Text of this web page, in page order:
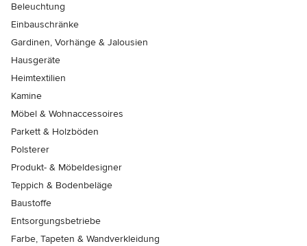
Beleuchtung
Einbauschränke
Gardinen, Vorhänge & Jalousien
Hausgeräte
Heimtextilien
Kamine
Möbel & Wohnaccessoires
Parkett & Holzböden
Polsterer
Produkt- & Möbeldesigner
Teppich & Bodenbeläge
Baustoffe
Entsorgungsbetriebe
Farbe, Tapeten & Wandverkleidung